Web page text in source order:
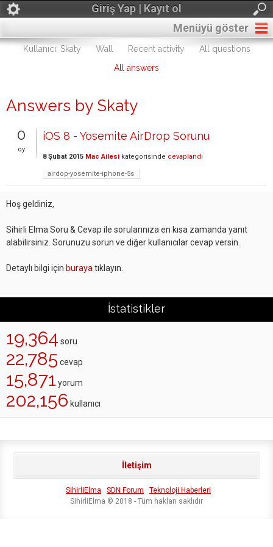
Giriş Yap | Kayıt ol
Menüyü göster
Kullanıcı: Skaty Wall Recent activity
All questions
All answers
Answers by Skaty
0
oy
iOS 8 - Yosemite AirDrop Sorunu
8 Şubat 2015 Mac Ailesi kategorisinde cevaplandı
airdop-yosemite-iphone-5s
Hoş geldiniz,
Sihirli Elma Soru & Cevap ile sorularınıza en kısa zamanda yanıt
alabilirsiniz. Sorunuzu sorun ve diğer kullanıcılar cevap versin.
Detaylı bilgi için buraya tıklayın.
İstatistikler
19,364 soru
22,785 cevap
15,871 yorum
202,156 kullanıcı
İletişim
SihirliElma SDN Forum
Teknoloji Haberleri
SihirliElma © 2018 - Tüm hakları saklıdır